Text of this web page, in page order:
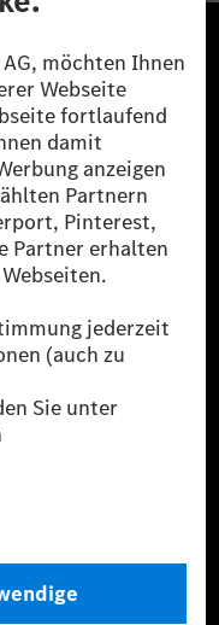
Daimler AG)
gehören wir zu
und Luxus-Pkw
AG bietet
und –miete,
rund um Laden
an.
Standorte